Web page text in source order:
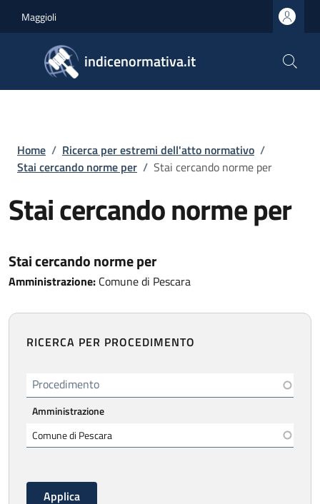
Maggioli
indicenormativa.it
Briciole di pane
Home / Ricerca per estremi dell'atto normativo /
Stai cercando norme per / Stai cercando norme per
Stai cercando norme per
Stai cercando norme per
Amministrazione: Comune di Pescara
RICERCA PER PROCEDIMENTO
Procedimento
Amministrazione